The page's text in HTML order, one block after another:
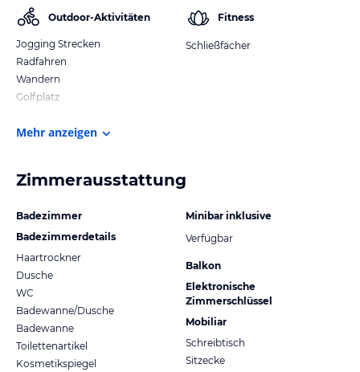
Outdoor-Aktivitäten
Jogging Strecken
Radfahren
Wandern
Golfplatz
Fitness
Schließfächer
Mehr anzeigen
Zimmerausstattung
Badezimmer
Badezimmerdetails
Haartrockner
Dusche
WC
Badewanne/Dusche
Badewanne
Toilettenartikel
Kosmetikspiegel
Minibar inklusive
Verfügbar
Balkon
Elektronische
Zimmerschlüssel
Mobiliar
Schreibtisch
Sitzecke